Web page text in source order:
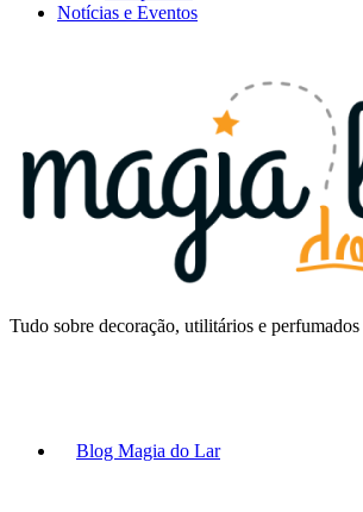
Notícias e Eventos
Tudo sobre decoração, utilitários e perfumados
Blog Magia do Lar